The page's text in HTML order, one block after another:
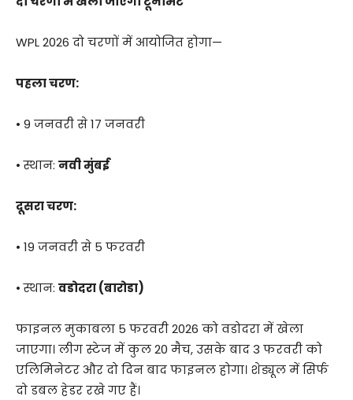
WPL 2026 दो चरणों में आयोजित होगा—
पहला चरण:
• 9 जनवरी से 17 जनवरी
• स्थान: नवी मुंबई
दूसरा चरण:
• 19 जनवरी से 5 फरवरी
• स्थान: वडोदरा (बारोडा)
फाइनल मुकाबला 5 फरवरी 2026 को वडोदरा में खेला
जाएगा। लीग स्टेज में कुल 20 मैच, उसके बाद 3 फरवरी को
एलिमिनेटर और दो दिन बाद फाइनल होगा। शेड्यूल में सिर्फ
दो डबल हेडर रखे गए हैं।